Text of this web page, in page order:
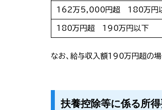
162万5,000円超 180万円
180万円超 190万円以下
なお、給与収入額190万円超の
扶養控除等に係る所